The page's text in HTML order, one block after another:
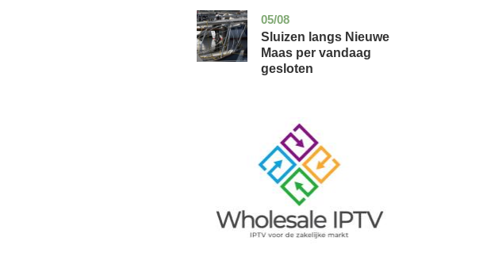
05/08
zuid-
holland
nieuws
Sluizen langs Nieuwe
Maas per vandaag
gesloten